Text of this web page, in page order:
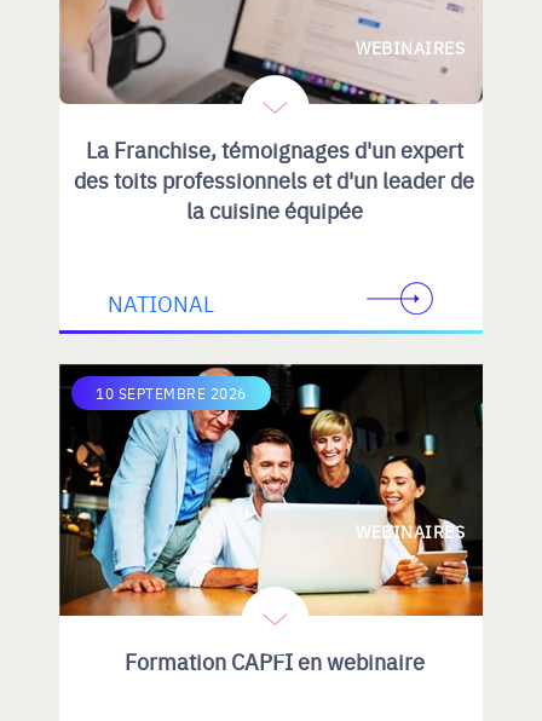
WEBINAIRES
La Franchise, témoignages d'un expert
des toits professionnels et d'un leader de
la cuisine équipée
NATIONAL
10 SEPTEMBRE 2026
WEBINAIRES
Formation CAPFI en webinaire